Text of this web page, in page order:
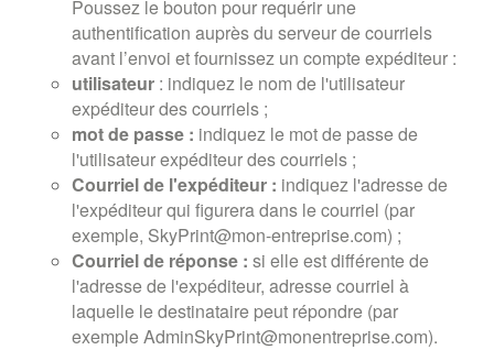
Poussez le bouton pour requérir une
authentification auprès du serveur de courriels
avant l’envoi et fournissez un compte expéditeur :
utilisateur : indiquez le nom de l'utilisateur
expéditeur des courriels ;
mot de passe : indiquez le mot de passe de
l'utilisateur expéditeur des courriels ;
Courriel de l'expéditeur : indiquez l'adresse de
l'expéditeur qui figurera dans le courriel (par
exemple, SkyPrint@mon-entreprise.com) ;
Courriel de réponse : si elle est différente de
l'adresse de l'expéditeur, adresse courriel à
laquelle le destinataire peut répondre (par
exemple AdminSkyPrint@monentreprise.com).